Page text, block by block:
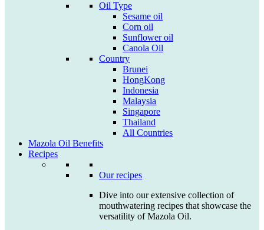
Oil Type
Sesame oil
Corn oil
Sunflower oil
Canola Oil
Country
Brunei
HongKong
Indonesia
Malaysia
Singapore
Thailand
All Countries
Mazola Oil Benefits
Recipes
Our recipes
Dive into our extensive collection of
mouthwatering recipes that showcase the
versatility of Mazola Oil.